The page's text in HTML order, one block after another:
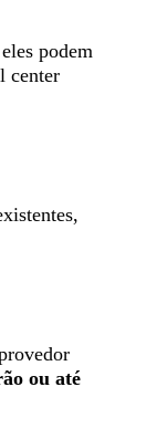
podem
center
ou até